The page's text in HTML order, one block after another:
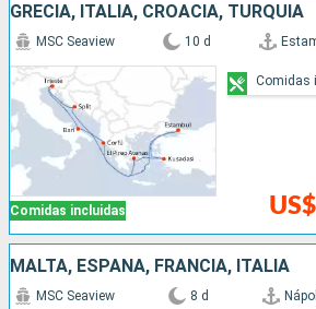
GRECIA, ITALIA, CROACIA, TURQUÍA
Comidas incluidas
MSC Seaview 10 d
Comidas
MALTA, ESPAÑA, FRANCIA, ITALIA
MSC Seaview 8 d